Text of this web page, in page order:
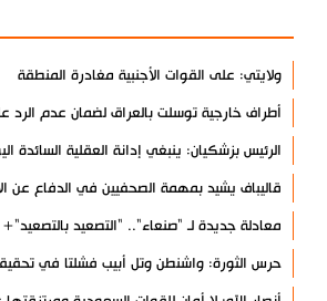
ولايتي: على القوات الأجنبية مغادرة المنطقة
أطراف خارجية توسلت بالعراق لضمان عدم الرد
الرئيس بزشكيان: ينبغي إدانة العقلية السائدة
قاليباف يشيد بمهمة الصحفيين في الدفاع عن
معادلة جديدة لـ "صنعاء".. "التصعيد
حرس الثورة: واشنطن وتل أبيب فشلتا في